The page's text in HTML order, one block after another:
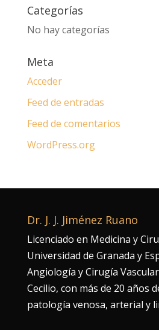
Categorías
No hay categorías
Meta
Acceder
Feed de entradas
Feed de comentarios
WordPress.org
Dr. J. J. Jiménez Ruano
Licenciado en Medicina y
Universidad de Granada y
Angiología y Cirugía
Cecilio, con más de 20 años
patología venosa, arterial y